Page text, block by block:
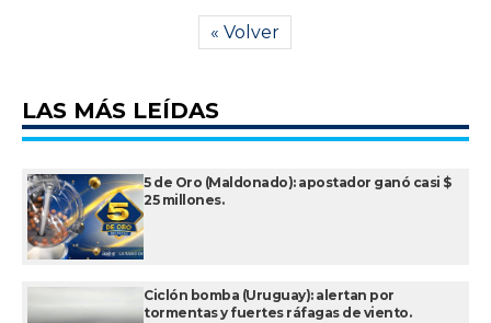
« Volver
LAS MÁS LEÍDAS
5 de Oro (Maldonado): apostador ganó casi $
25 millones.
Ciclón bomba (Uruguay): alertan por
tormentas y fuertes ráfagas de viento.